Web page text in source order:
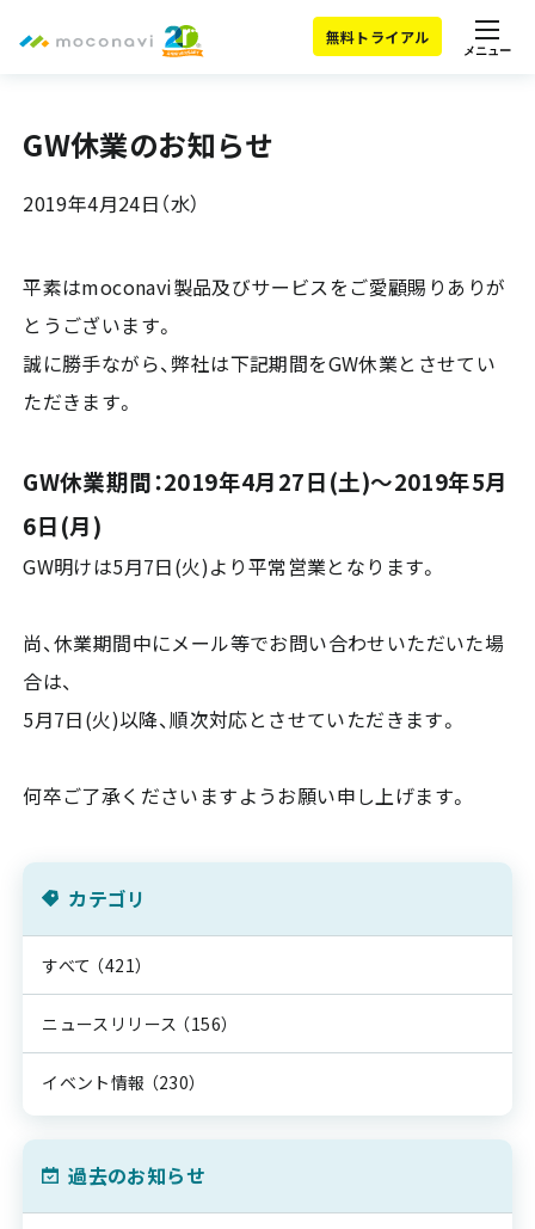
無料トライアル
メニュー
GW休業のお知らせ
2019年4月24日（水）
平素はmoconavi製品及びサービスをご愛顧賜りありが
とうございます。
誠に勝手ながら、弊社は下記期間をGW休業とさせてい
ただきます。
GW休業期間：2019年4月27日(土)～2019年5月
6日(月)
GW明けは5月7日(火)より平常営業となります。
尚、休業期間中にメール等でお問い合わせいただいた場
合は、
5月7日(火)以降、順次対応とさせていただきます。
何卒ご了承くださいますようお願い申し上げます。
カテゴリ
すべて （421）
ニュースリリース （156）
イベント情報 （230）
過去のお知らせ